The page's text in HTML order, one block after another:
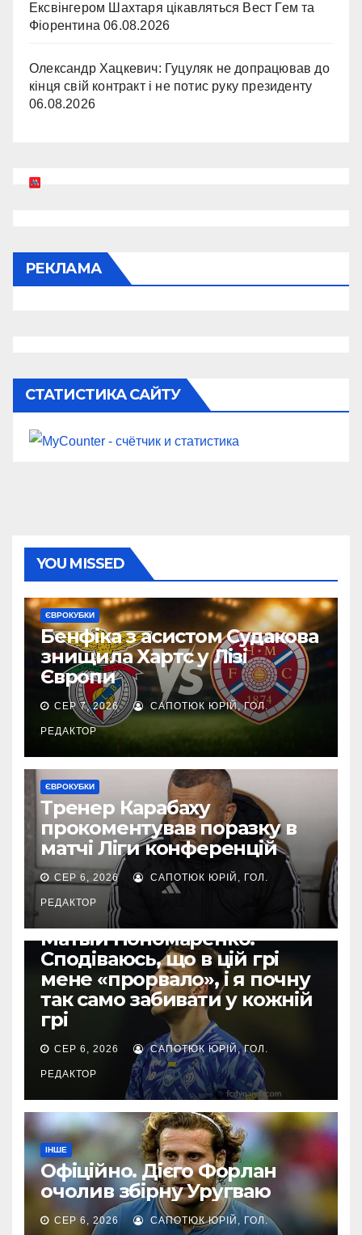
Ексвінгером Шахтаря цікавляться Вест Гем та
Фіорентина 06.08.2026
Олександр Хацкевич: Гуцуляк не допрацював до
кінця свій контракт і не потис руку президенту
06.08.2026
РЕКЛАМА
СТАТИСТИКА САЙТУ
YOU MISSED
ЄВРОКУБКИ
Бенфіка з асистом Судакова
знищила Хартс у Лізі
Європи
СЕР 7, 2026 САПОТЮК ЮРІЙ, ГОЛ.
РЕДАКТОР
ЄВРОКУБКИ
Тренер Карабаху
прокоментував поразку в
матчі Ліги конференцій
СЕР 6, 2026 САПОТЮК ЮРІЙ, ГОЛ.
РЕДАКТОР
Матвій Пономаренко:
Сподіваюсь, що в цій грі
мене «прорвало», і я почну
так само забивати у кожній
грі
СЕР 6, 2026 САПОТЮК ЮРІЙ, ГОЛ.
РЕДАКТОР
ІНШЕ
Офіційно. Дієго Форлан
очолив збірну Уругваю
СЕР 6, 2026 САПОТЮК ЮРІЙ, ГОЛ.